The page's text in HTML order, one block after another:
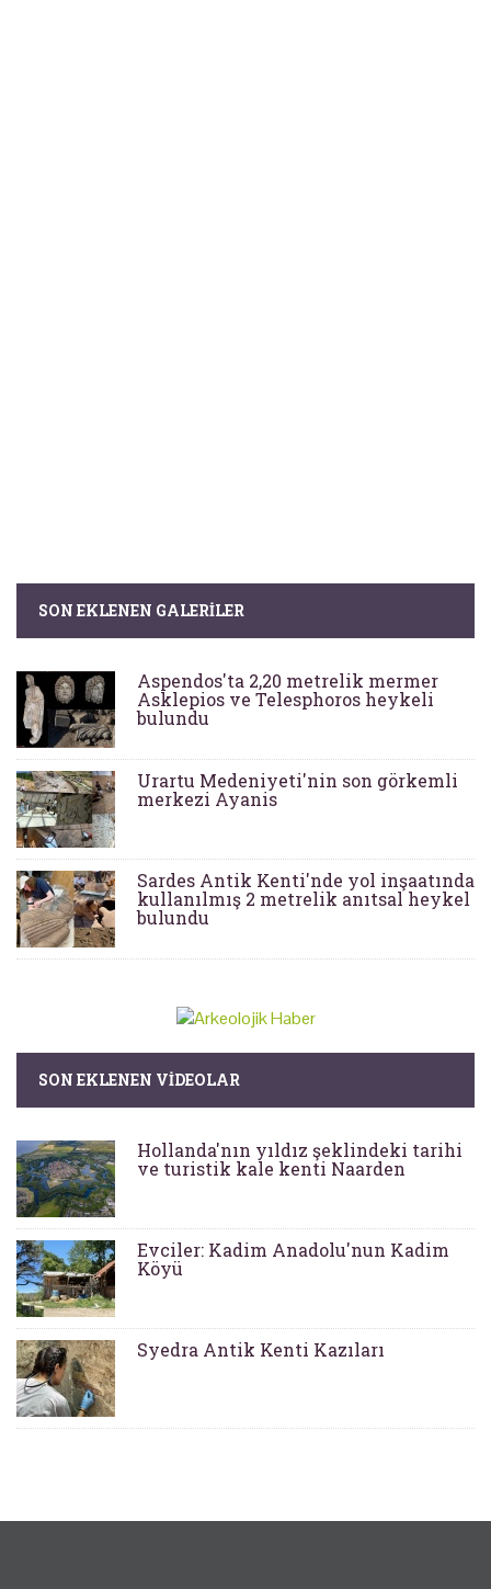
SON EKLENEN GALERILER
Aspendos'ta 2,20 metrelik mermer
Asklepios ve Telesphoros heykeli
bulundu
Urartu Medeniyeti'nin son görkemli
merkezi Ayanis
Sardes Antik Kenti'nde yol inşaatında
kullanılmış 2 metrelik anıtsal heykel
bulundu
SON EKLENEN VIDEOLAR
Hollanda'nın yıldız şeklindeki tarihi
ve turistik kale kenti Naarden
Evciler: Kadim Anadolu'nun Kadim
Köyü
Syedra Antik Kenti Kazıları